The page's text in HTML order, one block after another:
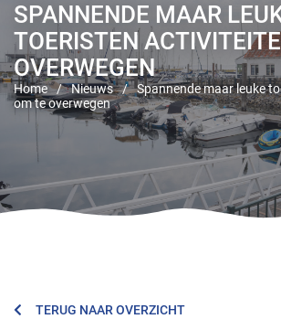
SPANNENDE MAAR
TOERISTEN
OVERWEGEN
Home / Nieuws /
Spannende maar leuke
om te overwegen
TERUG NAAR OVERZICHT